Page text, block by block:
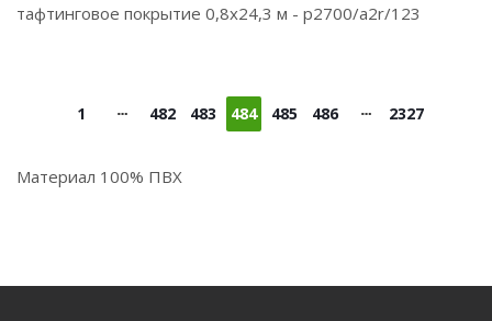
тафтинговое покрытие 0,8х24,3 м - p2700/a2r/123
1 482 483 484 485 486 2327
Материал 100% ПВХ